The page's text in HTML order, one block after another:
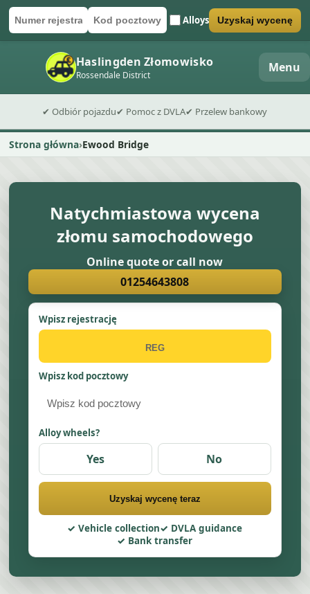
Numer rejestracyjny
Kod pocztowyAlloys
Wyślij formularz wyceny Uzyskaj wycenę
Haslingden Złomowisko
Rossendale District Menu
✔ Odbiór pojazdu✔ Pomoc z DVLA✔ Przelew bankowy
Strona główna Ewood Bridge
Natychmiastowa wycena
złomu samochodowego
Online quote or call now
01254643808
Wpisz rejestrację
Wpisz kod pocztowy
Alloy wheels?
Yes No
Uzyskaj wycenę teraz
Vehicle collection
DVLA guidance
Bank transfer